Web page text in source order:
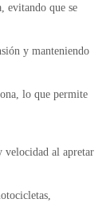
evitando que se
y manteniendo
lo que permite
velocidad al apretar